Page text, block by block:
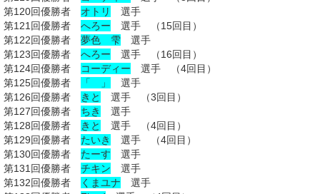
第120回優勝者 オトリ
選手
第121回優勝者 へろー 選手 （15回目）
第122回優勝者 夢色 雫 選手
第123回優勝者 へろー 選手 （16回目）
第124回優勝者
コーディー 選手 （4回目）
第125回優勝者
「 」
選手
第126回優勝者
きと
選手 （3回目）
第127回優勝者 ちき
選手
第128回優勝者
きと
選手 （4回目）
第129回優勝者 たいき
選手 （4回目）
第130回優勝者 たーす 選手
第131回優勝者 チキン 選手
第132回優勝者
くまユナ 選手